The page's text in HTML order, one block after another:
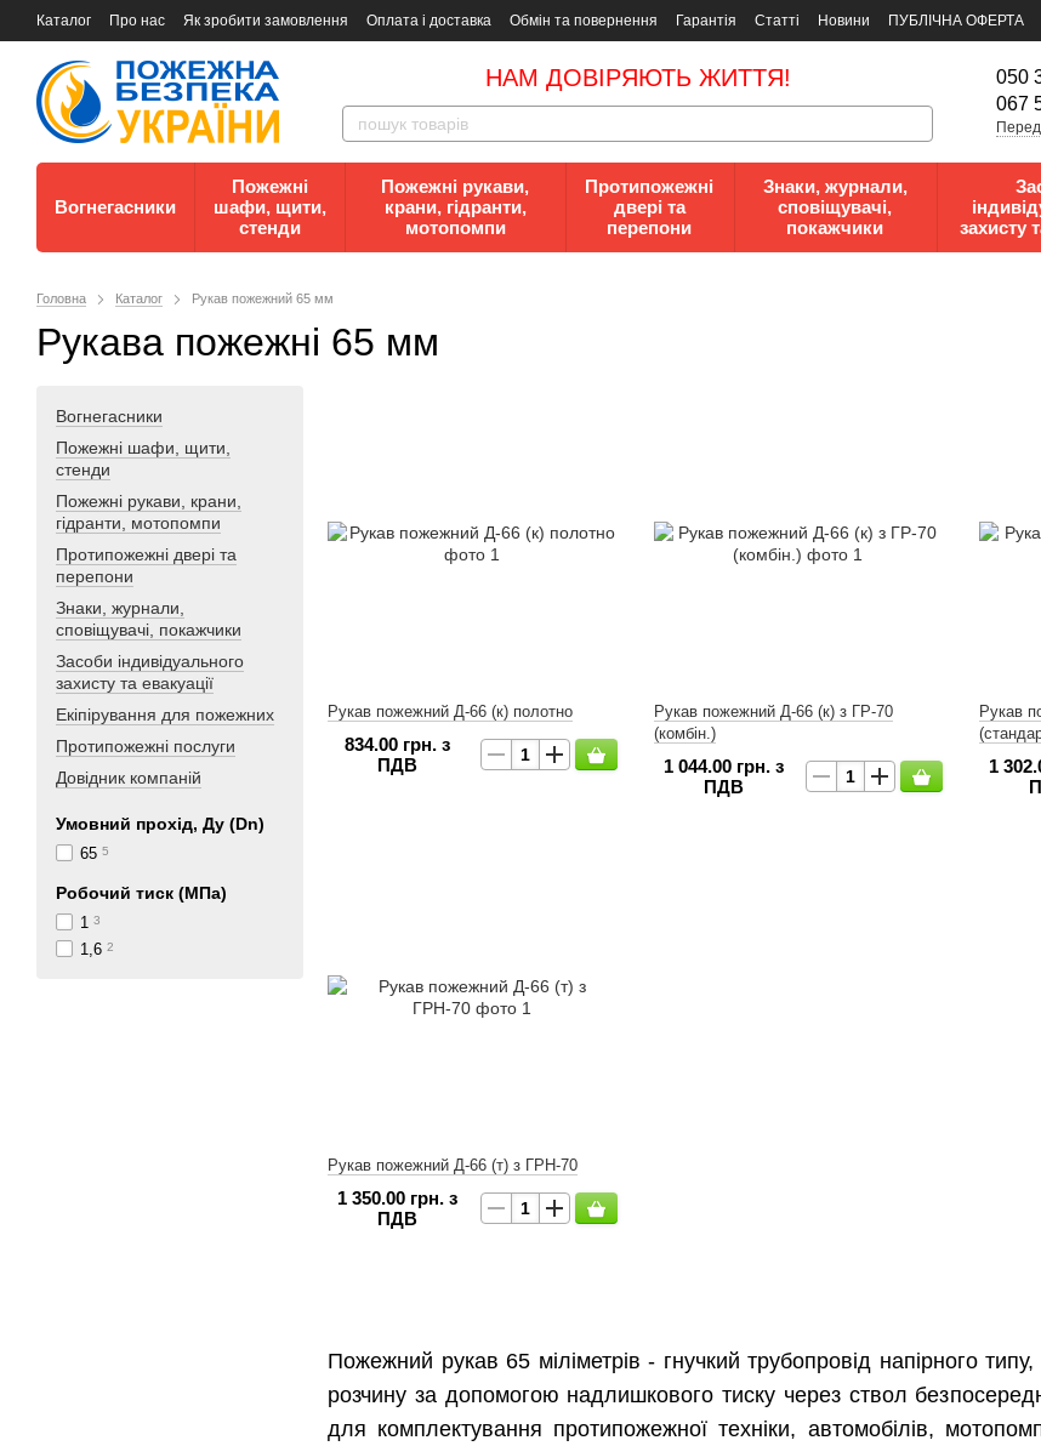
Каталог Про нас Як зробити замовлення Оплата і доставка Обмін та повернення Гарантія Статті Новини
ПУБЛІЧНА ОФЕРТА
Документи
Контакти Документи з пожежної безпеки
НАМ ДОВІРЯЮТЬ ЖИТТЯ!
050
067
Вогнегасники
Пожежні
шафи, щити,
стенди
Пожежні рукави,
крани, гідранти,
мотопомпи
Протипожежні
двері та
перепони
Знаки, журнали,
сповіщувачі,
покажчики
захисту
Головна Каталог Рукав пожежний 65 мм
Рукава пожежні 65 мм
Пожежний рукав 65 міліметрів - гнучкий трубопровід напірного
розчину за допомогою надлишкового тиску через ствол
для комплектування протипожежної техніки, автомобілів,
Рукав пожежний Д-66 (к) полотно
834.00 грн. з
ПДВ
Рукав пожежний Д-66 (к) з ГР-70
(комбін.)
1 044.00 грн. з
ПДВ
Рукав
1
Рукав пожежний Д-66 (т) з ГРН-70
1 350.00 грн. з
ПДВ
Вогнегасники
Пожежні шафи, щити,
стенди
Пожежні рукави, крани,
гідранти, мотопомпи
Протипожежні двері та
перепони
Знаки, журнали,
сповіщувачі, покажчики
Засоби індивідуального
захисту та евакуації
Екіпірування для пожежних
Протипожежні послуги
Довідник компаній
Умовний прохід, Ду (Dn)
65 5
Робочий тиск (МПа)
1 3
1,6 2